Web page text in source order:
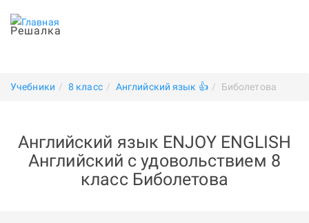
Решалка
Учебники 8 класс Английский язык 👍 Биболетова
Английский язык ENJOY ENGLISH
Английский с удовольствием 8
класс Биболетова